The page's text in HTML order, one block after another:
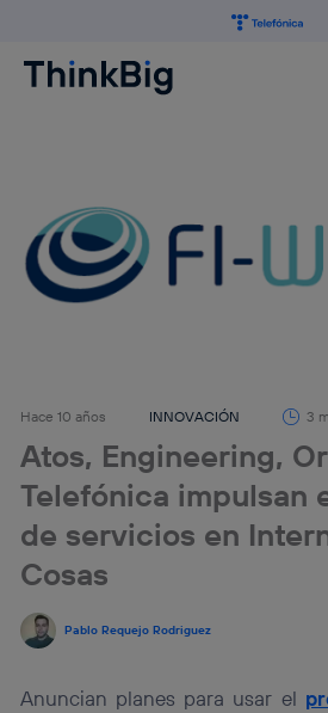
Hace 10 años INNOVACIÓN 3
Atos, Engineering,
Telefónica impulsan
de servicios en
Cosas
Pablo Requejo Rodriguez
Anuncian planes para usar el